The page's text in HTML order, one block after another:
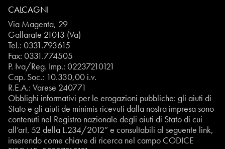
CALCAGNI
Via Magenta, 29
Gallarate 21013 (Va)
Tel.: 0331.793615
Fax: 0331.774505
P. Iva/Reg. Imp.: 02237210121
Cap. Soc.: 10.330,00 i.v.
R.E.A.: Varese 240771
Obblighi informativi per le erogazioni pubbliche: gli aiuti di
Stato e gli aiuti de minimis ricevuti dalla nostra impresa sono
contenuti nel Registro nazionale degli aiuti di Stato di cui
all’art. 52 della L.234/2012” e consultabili al seguente link,
inserendo come chiave di ricerca nel campo CODICE